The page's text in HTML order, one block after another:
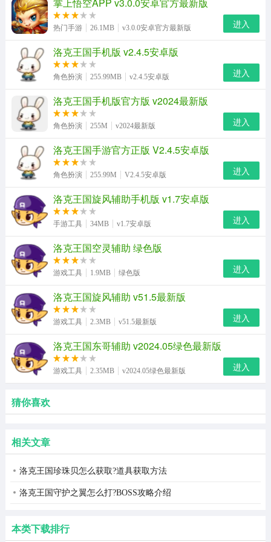
热门手游 26.1MB v3.0.0安卓官方最新版 进入
洛克王国手机版 v2.4.5安卓版
角色扮演 255.99MB v2.4.5安卓版 进入
洛克王国手机版官方版 v2024最新版
角色扮演 255M v2024最新版 进入
洛克王国手游官方正版 V2.4.5安卓版
角色扮演 255.99M V2.4.5安卓版 进入
洛克王国旋风辅助手机版 v1.7安卓版
手游工具 34MB v1.7安卓版 进入
洛克王国空灵辅助 绿色版
游戏工具 1.9MB 绿色版 进入
洛克王国旋风辅助 v51.5最新版
游戏工具 2.3MB v51.5最新版 进入
洛克王国东哥辅助 v2024.05绿色最新版
游戏工具 2.35MB v2024.05绿色最新版 进入
猜你喜欢
相关文章
洛克王国珍珠贝怎么获取?道具获取方法
洛克王国守护之翼怎么打?BOSS攻略介绍
本类下载排行